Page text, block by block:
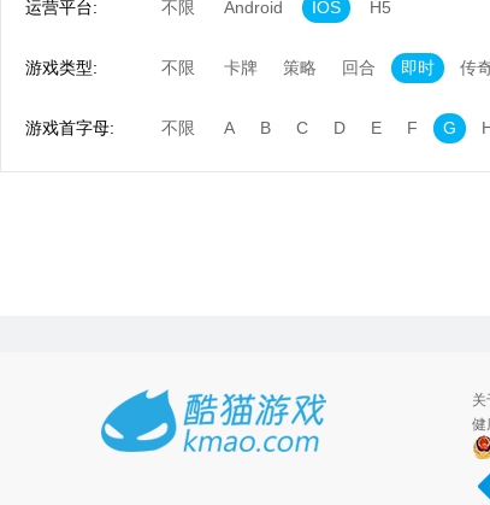
运营平台: 不限 Android IOS H5
游戏类型: 不限 卡牌 策略 回合 即时 传
游戏首字母: 不限 A B C D E F G
关
健